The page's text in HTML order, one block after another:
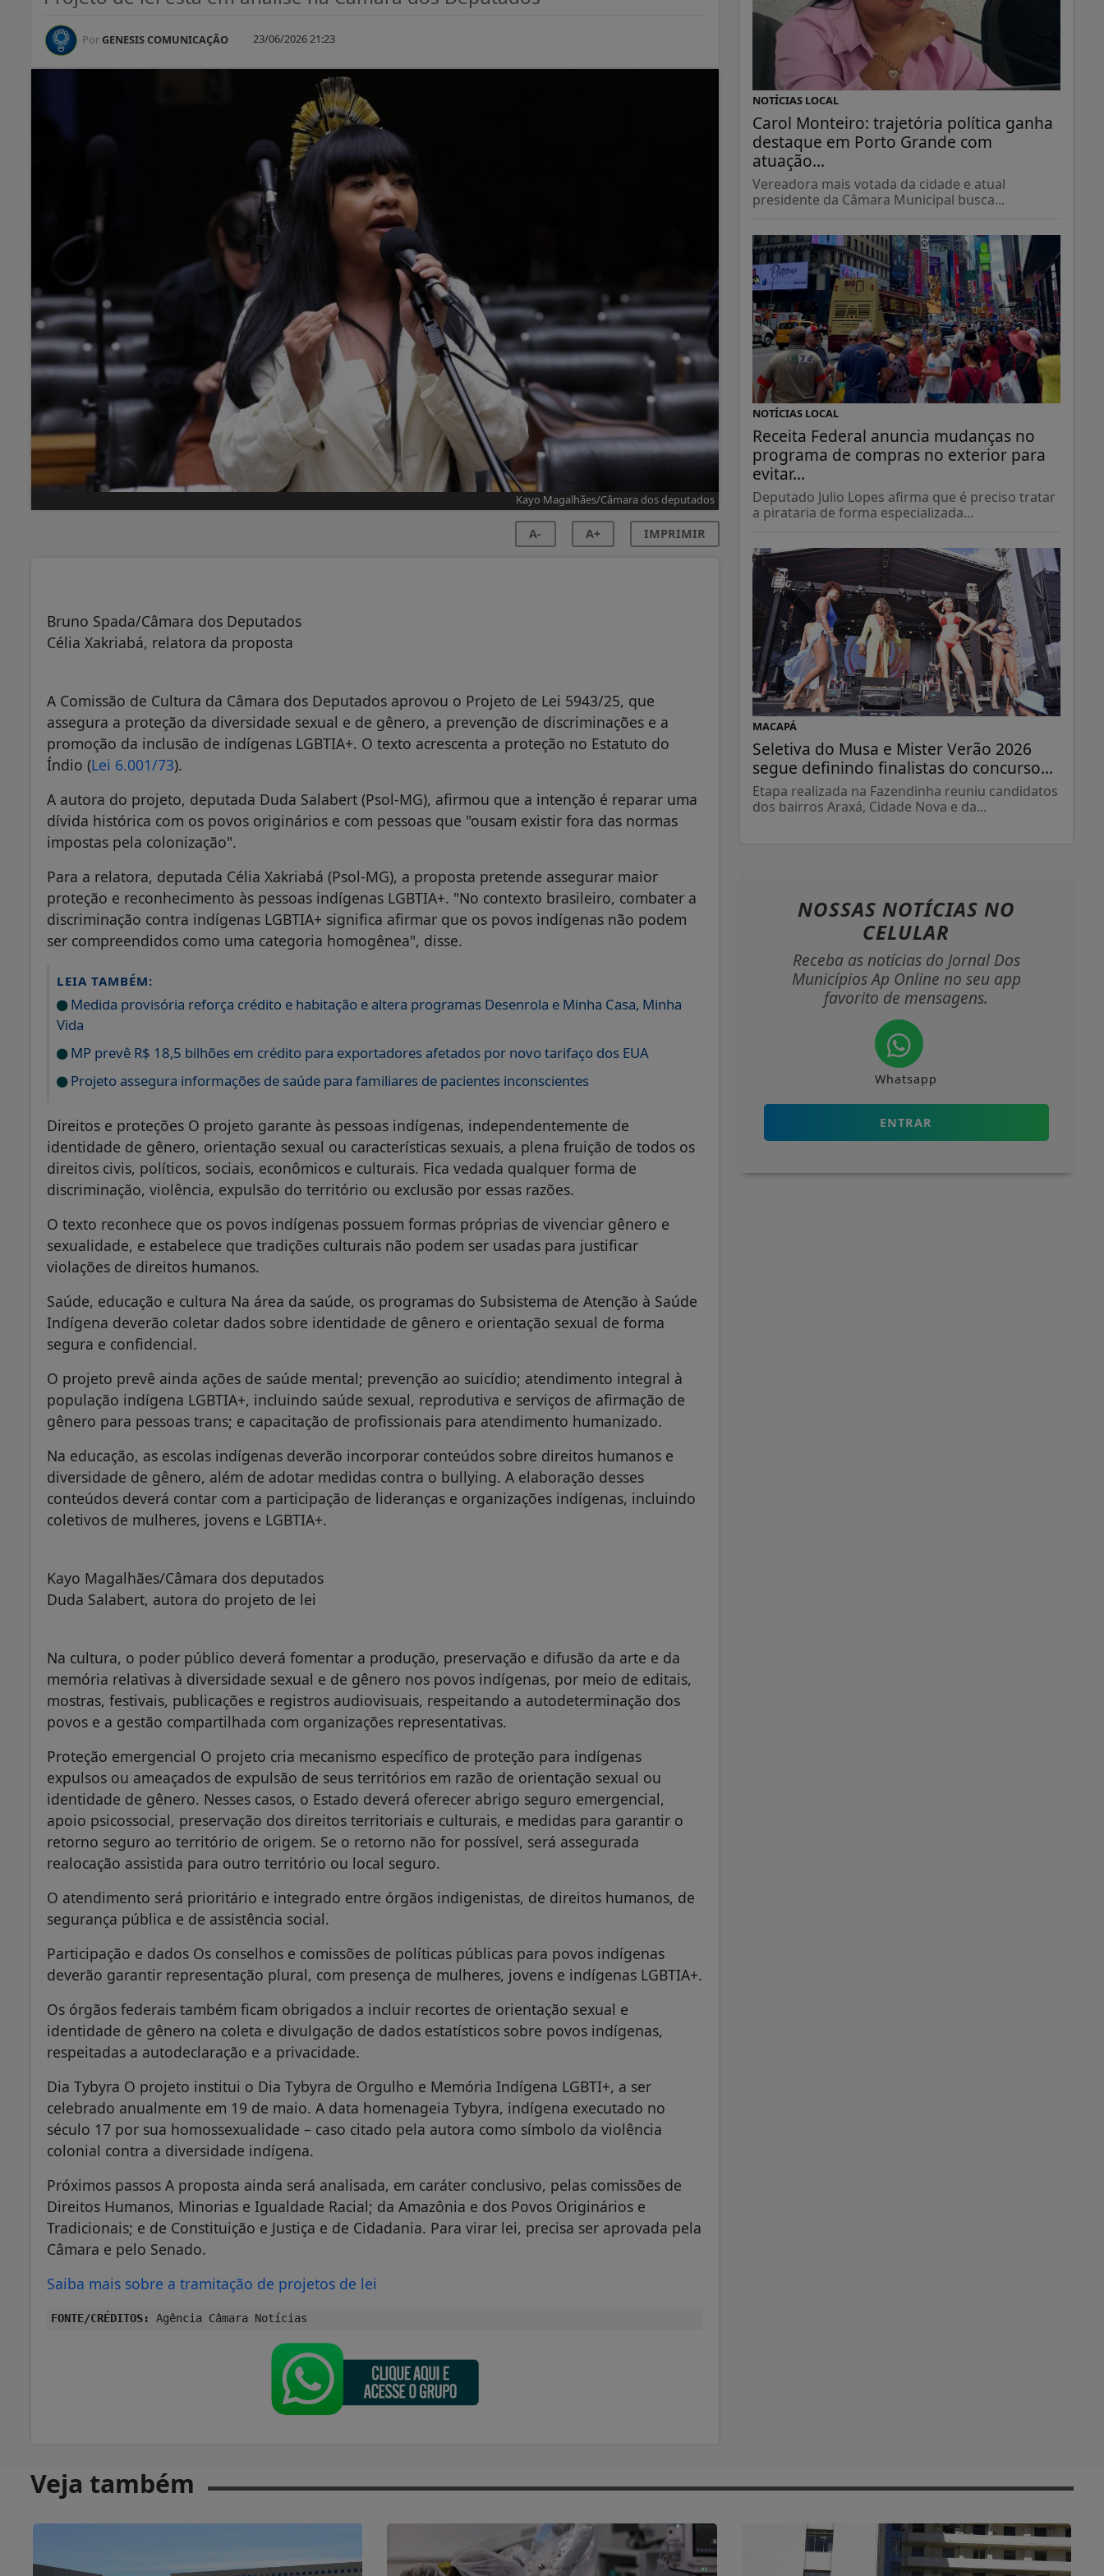
Por GENESIS COMUNICAÇÃO 23/06/2026 21:23
Kayo Magalhães/Câmara dos deputados
A- A+ IMPRIMIR
Bruno Spada/Câmara dos Deputados
Célia Xakriabá, relatora da proposta
A Comissão de Cultura da Câmara dos Deputados aprovou o Projeto de Lei 5943/25, que
assegura a proteção da diversidade sexual e de gênero, a prevenção de discriminações e a
promoção da inclusão de indígenas LGBTIA+. O texto acrescenta a proteção no Estatuto do
Índio (Lei 6.001/73).
A autora do projeto, deputada Duda Salabert (Psol-MG), afirmou que a intenção é reparar uma
dívida histórica com os povos originários e com pessoas que "ousam existir fora das normas
impostas pela colonização".
Para a relatora, deputada Célia Xakriabá (Psol-MG), a proposta pretende assegurar maior
proteção e reconhecimento às pessoas indígenas LGBTIA+. "No contexto brasileiro, combater a
discriminação contra indígenas LGBTIA+ significa afirmar que os povos indígenas não podem
ser compreendidos como uma categoria homogênea", disse.
LEIA TAMBÉM:
Medida provisória reforça crédito e habitação e altera programas Desenrola e Minha Casa, Minha
Vida
MP prevê R$ 18,5 bilhões em crédito para exportadores afetados por novo tarifaço dos EUA
Projeto assegura informações de saúde para familiares de pacientes inconscientes
Direitos e proteções O projeto garante às pessoas indígenas, independentemente de
identidade de gênero, orientação sexual ou características sexuais, a plena fruição de todos os
direitos civis, políticos, sociais, econômicos e culturais. Fica vedada qualquer forma de
discriminação, violência, expulsão do território ou exclusão por essas razões.
O texto reconhece que os povos indígenas possuem formas próprias de vivenciar gênero e
sexualidade, e estabelece que tradições culturais não podem ser usadas para justificar
violações de direitos humanos.
Saúde, educação e cultura Na área da saúde, os programas do Subsistema de Atenção à Saúde
Indígena deverão coletar dados sobre identidade de gênero e orientação sexual de forma
segura e confidencial.
O projeto prevê ainda ações de saúde mental; prevenção ao suicídio; atendimento integral à
população indígena LGBTIA+, incluindo saúde sexual, reprodutiva e serviços de afirmação de
gênero para pessoas trans; e capacitação de profissionais para atendimento humanizado.
Na educação, as escolas indígenas deverão incorporar conteúdos sobre direitos humanos e
diversidade de gênero, além de adotar medidas contra o bullying. A elaboração desses
conteúdos deverá contar com a participação de lideranças e organizações indígenas, incluindo
coletivos de mulheres, jovens e LGBTIA+.
Kayo Magalhães/Câmara dos deputados
Duda Salabert, autora do projeto de lei
Na cultura, o poder público deverá fomentar a produção, preservação e difusão da arte e da
memória relativas à diversidade sexual e de gênero nos povos indígenas, por meio de editais,
mostras, festivais, publicações e registros audiovisuais, respeitando a autodeterminação dos
povos e a gestão compartilhada com organizações representativas.
Proteção emergencial O projeto cria mecanismo específico de proteção para indígenas
expulsos ou ameaçados de expulsão de seus territórios em razão de orientação sexual ou
identidade de gênero. Nesses casos, o Estado deverá oferecer abrigo seguro emergencial,
apoio psicossocial, preservação dos direitos territoriais e culturais, e medidas para garantir o
retorno seguro ao território de origem. Se o retorno não for possível, será assegurada
realocação assistida para outro território ou local seguro.
O atendimento será prioritário e integrado entre órgãos indigenistas, de direitos humanos, de
segurança pública e de assistência social.
Participação e dados Os conselhos e comissões de políticas públicas para povos indígenas
deverão garantir representação plural, com presença de mulheres, jovens e indígenas LGBTIA+.
Os órgãos federais também ficam obrigados a incluir recortes de orientação sexual e
identidade de gênero na coleta e divulgação de dados estatísticos sobre povos indígenas,
respeitadas a autodeclaração e a privacidade.
Dia Tybyra O projeto institui o Dia Tybyra de Orgulho e Memória Indígena LGBTI+, a ser
celebrado anualmente em 19 de maio. A data homenageia Tybyra, indígena executado no
século 17 por sua homossexualidade – caso citado pela autora como símbolo da violência
colonial contra a diversidade indígena.
Próximos passos A proposta ainda será analisada, em caráter conclusivo, pelas comissões de
Direitos Humanos, Minorias e Igualdade Racial; da Amazônia e dos Povos Originários e
Tradicionais; e de Constituição e Justiça e de Cidadania. Para virar lei, precisa ser aprovada pela
Câmara e pelo Senado.
Saiba mais sobre a tramitação de projetos de lei
FONTE/CRÉDITOS: Agência Câmara Notícias
NOTÍCIAS LOCAL
Carol Monteiro: trajetória política ganha
destaque em Porto Grande com
atuação...
Vereadora mais votada da cidade e atual
presidente da Câmara Municipal busca...
NOTÍCIAS LOCAL
Receita Federal anuncia mudanças no
programa de compras no exterior para
evitar...
Deputado Julio Lopes afirma que é preciso tratar
a pirataria de forma especializada...
MACAPÁ
Seletiva do Musa e Mister Verão 2026
segue definindo finalistas do concurso...
Etapa realizada na Fazendinha reuniu candidatos
dos bairros Araxá, Cidade Nova e da...
NOSSAS NOTÍCIAS NO
CELULAR
Receba as notícias do Jornal Dos
Municípios Ap Online no seu app
favorito de mensagens.
Whatsapp
ENTRAR
Veja também